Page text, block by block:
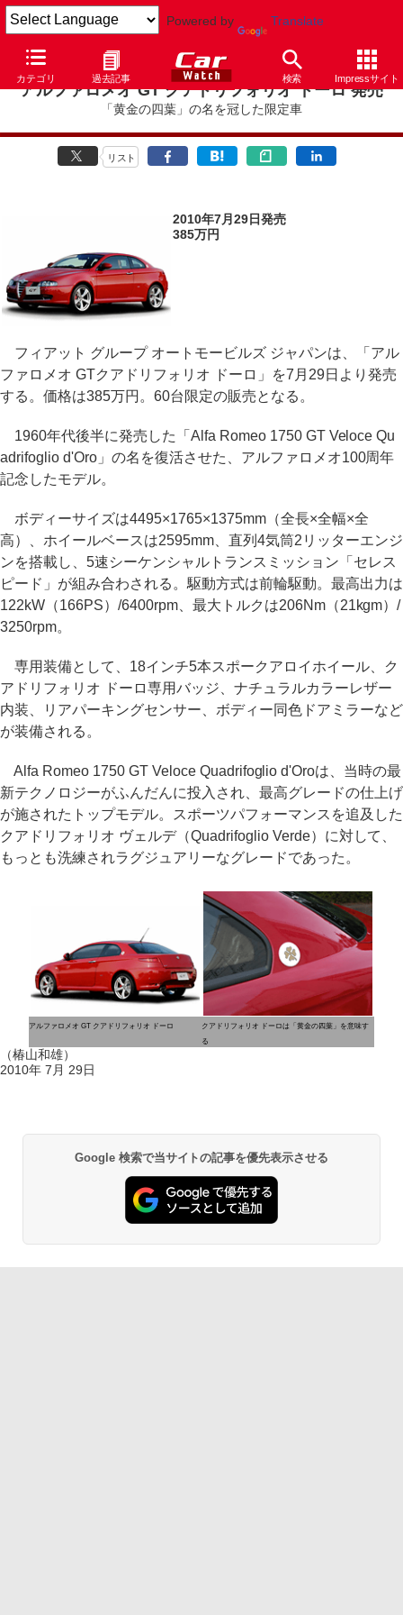
Powered by Translate
カテゴリ 過去記事 検索 Impressサイト
アルファロメオ GT クアドリフォリオ ドーロ 発売
「黄金の四葉」の名を冠した限定車
リスト
2010年7月29日発売
385万円
フィアット グループ オートモービルズ ジャパンは、「アル
ファロメオ GTクアドリフォリオ ドーロ」を7月29日より発売
する。価格は385万円。60台限定の販売となる。
1960年代後半に発売した「Alfa Romeo 1750 GT Veloce Qu
adrifoglio d'Oro」の名を復活させた、アルファロメオ100周年
記念したモデル。
ボディーサイズは4495×1765×1375mm（全長×全幅×全
高）、ホイールベースは2595mm、直列4気筒2リッターエンジ
ンを搭載し、5速シーケンシャルトランスミッション「セレス
ピード」が組み合わされる。駆動方式は前輪駆動。最高出力は
122kW（166PS）/6400rpm、最大トルクは206Nm（21kgm）/
3250rpm。
専用装備として、18インチ5本スポークアロイホイール、ク
アドリフォリオ ドーロ専用バッジ、ナチュラルカラーレザー
内装、リアパーキングセンサー、ボディー同色ドアミラーなど
が装備される。
Alfa Romeo 1750 GT Veloce Quadrifoglio d'Oroは、当時の最
新テクノロジーがふんだんに投入され、最高グレードの仕上げ
が施されたトップモデル。スポーツパフォーマンスを追及した
クアドリフォリオ ヴェルデ（Quadrifoglio Verde）に対して、
もっとも洗練されラグジュアリーなグレードであった。
アルファロメオ GT クアドリフォリオ ドーロ
クアドリフォリオ ドーロは「黄金の四葉」を意味す
る
（椿山和雄）
2010年 7月 29日
Google 検索で当サイトの記事を優先表示させる